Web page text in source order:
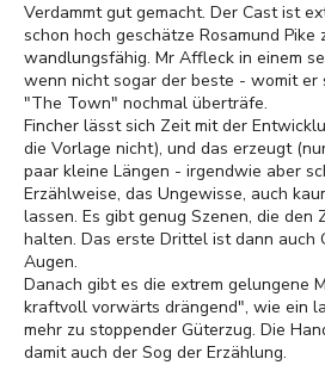
Verdammt gut gemacht. Der Cast ist
schon hoch geschätze Rosamund Pike
wandlungsfähig. Mr Affleck in einem
wenn nicht sogar der beste - womit er
"The Town" nochmal überträfe.
Fincher lässt sich Zeit mit der
die Vorlage nicht), und das erzeugt
paar kleine Längen - irgendwie aber
Erzählweise, das Ungewisse, auch
lassen. Es gibt genug Szenen, die den
halten. Das erste Drittel ist dann auch
Augen.
Danach gibt es die extrem gelungene
kraftvoll vorwärts drängend", wie ein
mehr zu stoppender Güterzug. Die
damit auch der Sog der Erzählung.